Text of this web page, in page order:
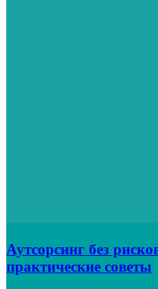
Аутсорсинг без
практические советы